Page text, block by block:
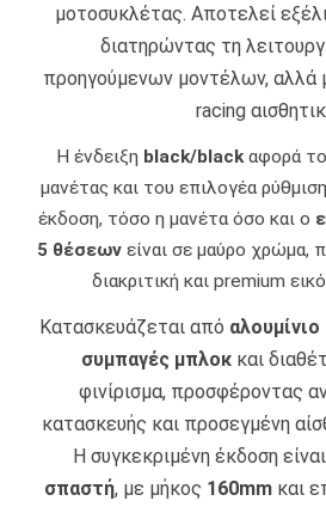
μοτοσυκλέτας. Αποτελεί
διατηρώντας τη
προηγούμενων μοντέλων, αλλά
racing
Η ένδειξη black/blackαφορά
μανέτας και του επιλογέα
έκδοση, τόσο η μανέτα όσο και ο
5 θέσεων είναι σε μαύρο χρώμα,
διακριτική και premium
Κατασκευάζεται από
συμπαγές μπλοκκαι
φινίρισμα, προσφέροντας
κατασκευής και προσεγμένη
Η συγκεκριμένη έκδοση είναι
σπαστή, με μήκος 160mm και